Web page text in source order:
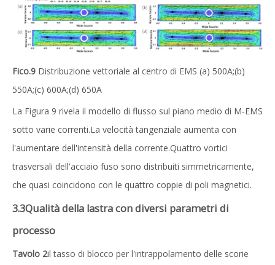
Fico.9 Distribuzione vettoriale al centro di EMS (a) 500A;(b)
550A;(c) 600A;(d) 650A
La Figura 9 rivela il modello di flusso sul piano medio di M-EMS
sotto varie correnti.La velocità tangenziale aumenta con
l'aumentare dell'intensità della corrente.Quattro vortici
trasversali dell'acciaio fuso sono distribuiti simmetricamente,
che quasi coincidono con le quattro coppie di poli magnetici.
3.3Qualità della lastra con diversi parametri di
processo
Tavolo 2il tasso di blocco per l'intrappolamento delle scorie